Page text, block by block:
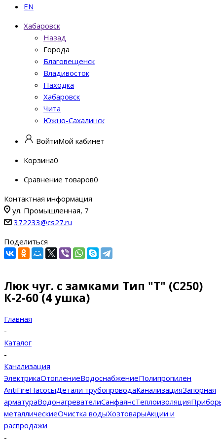
EN
Хабаровск
Назад
Города
Благовещенск
Владивосток
Находка
Хабаровск
Чита
Южно-Сахалинск
ВойтиМой кабинет
Корзина0
Сравнение товаров0
Контактная информация
ул. Промышленная, 7
372233@cs27.ru
Поделиться
Люк чуг. с замками Тип "Т" (С250)
К-2-60 (4 ушка)
Главная
-
Каталог
-
Канализация
ЭлектрикаОтоплениеВодоснабжениеПолипропилен
AntiFireНасосыДетали трубопроводаКанализацияЗапорная
арматураВодонагревателиСанфаянсТеплоизоляция
металлическиеОчистка водыХозтоварыАкции и
распродажи
-